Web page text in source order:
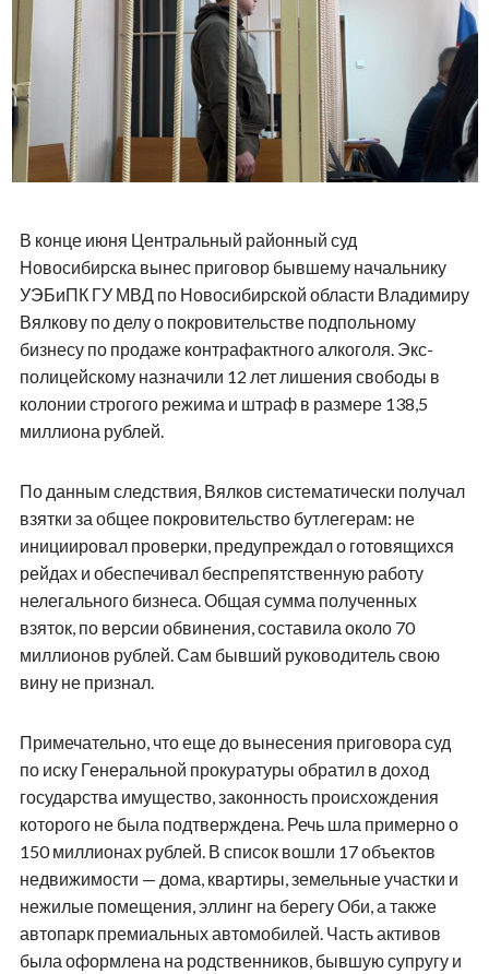
В конце июня Центральный районный суд
Новосибирска вынес приговор бывшему начальнику
УЭБиПК ГУ МВД по Новосибирской области Владимиру
Вялкову по делу о покровительстве подпольному
бизнесу по продаже контрафактного алкоголя. Экс-
полицейскому назначили 12 лет лишения свободы в
колонии строгого режима и штраф в размере 138,5
миллиона рублей.
По данным следствия, Вялков систематически получал
взятки за общее покровительство бутлегерам: не
инициировал проверки, предупреждал о готовящихся
рейдах и обеспечивал беспрепятственную работу
нелегального бизнеса. Общая сумма полученных
взяток, по версии обвинения, составила около 70
миллионов рублей. Сам бывший руководитель свою
вину не признал.
Примечательно, что еще до вынесения приговора суд
по иску Генеральной прокуратуры обратил в доход
государства имущество, законность происхождения
которого не была подтверждена. Речь шла примерно о
150 миллионах рублей. В список вошли 17 объектов
недвижимости — дома, квартиры, земельные участки и
нежилые помещения, эллинг на берегу Оби, а также
автопарк премиальных автомобилей. Часть активов
была оформлена на родственников, бывшую супругу и